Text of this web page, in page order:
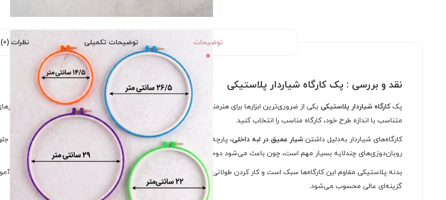
توضیحات توضیحات تکمیلی نظرات (0)
نقد و بررسی : پک کارگاه شیاردار پلاستیکی
پککارگاه شیاردار پلاستیکی یکی از ضروری‌ترین ابزارها برای هنرمندان گلدوزی و روبان‌دوزی است. این مجموعه شامل پنج کارگاه در
متناسب با اندازه طرح خود، کارگاه مناسب را انتخاب کنید.
کارگاه‌های شیاردار به‌دلیل داشتن شیار عمیق در لبه داخلی، پارچه را به‌صورت کاملاً ثابت نگه می‌دارند و از شُل شدن آن در حین دوخت
روبان‌دوزی‌های چندلایه بسیار مهم است، چون باعث می‌شود دوخت شما تمیز، منظم و دقیق باشد.
بدنه پلاستیکی مقاوم این کارگاه‌ها سبک است و کار کردن طولانی‌مدت با آن دست را خسته نمی‌کند. همچنین به‌خاطر وزن پایین، برای
گزینه‌ای عالی محسوب می‌شود.